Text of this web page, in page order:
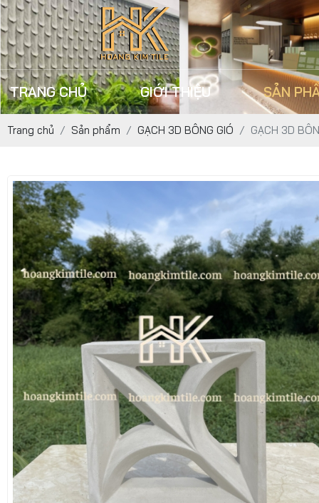
TRANG CHỦ GIỚI THIỆU SẢN
Trang chủ Sản phẩm GẠCH 3D BÔNG GIÓ GẠCH 3D